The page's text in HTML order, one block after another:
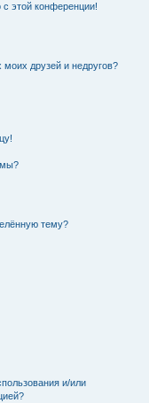
с этой конференции!
моих друзей и недругов?
тему?
и/или